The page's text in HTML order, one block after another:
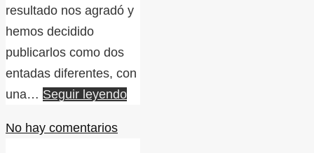
resultado nos agradó y
hemos decidido
publicarlos como dos
entadas diferentes, con
una… Seguir leyendo
No hay comentarios